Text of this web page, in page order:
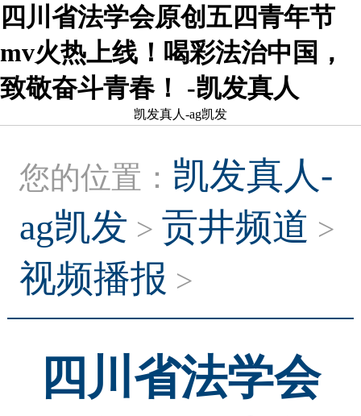
四川省法学会原创五四青年节
mv火热上线！喝彩法治中国，
致敬奋斗青春！ -凯发真人
凯发真人-ag凯发
您的位置： 凯发真人-
ag凯发 > 贡井频道 >
视频播报 >
四川省法学会